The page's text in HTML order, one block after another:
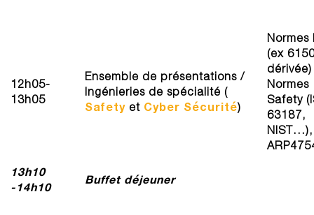
12h05-
13h05
Ensemble de présentations /
Ingénieries de spécialité (
Safety et Cyber Sécurité)
Normes
(ex
dérivée)
Normes
Safety
63187,
NIST…),
13h10
-14h10
Buffet déjeuner